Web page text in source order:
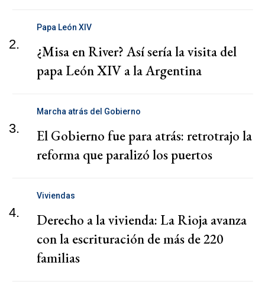
2.
Papa León XIV
¿Misa en River? Así sería la visita del
papa León XIV a la Argentina
3.
Marcha atrás del Gobierno
El Gobierno fue para atrás: retrotrajo la
reforma que paralizó los puertos
4.
Viviendas
Derecho a la vivienda: La Rioja avanza
con la escrituración de más de 220
familias